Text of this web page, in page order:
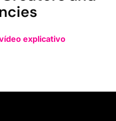
explicativo